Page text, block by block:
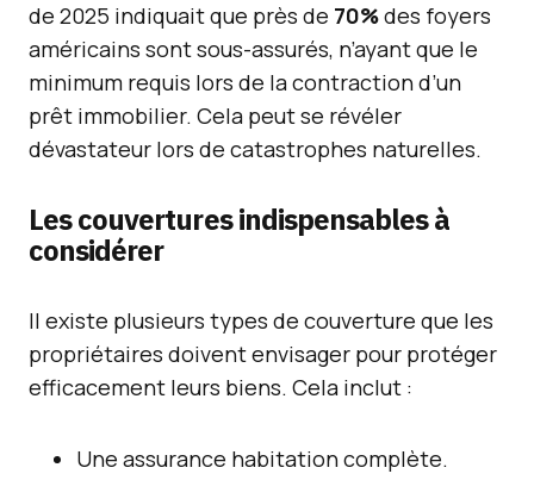
de 2025 indiquait que près de 70%des foyers
américains sont sous-assurés, n’ayant que le
minimum requis lors de la contraction d’un
prêt immobilier. Cela peut se révéler
dévastateur lors de catastrophes naturelles.
Les couvertures indispensables à
considérer
Il existe plusieurs types de couverture que les
propriétaires doivent envisager pour protéger
efficacement leurs biens. Cela inclut :
Une assurance habitation complète.